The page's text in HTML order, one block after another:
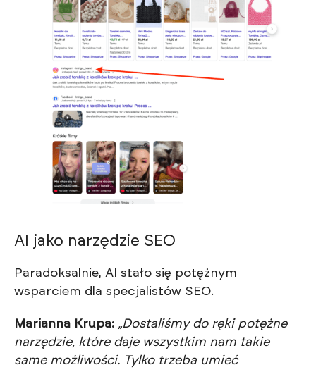
AI jako narzędzie SEO
Paradoksalnie, AI stało się potężnym
wsparciem dla specjalistów SEO.
Marianna Krupa: „Dostaliśmy do ręki potężne
narzędzie, które daje wszystkim nam takie
same możliwości. Tylko trzeba umieć